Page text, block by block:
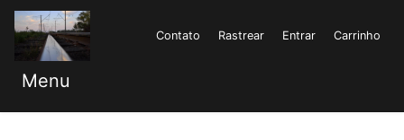
Contato Rastrear Entrar Carrinho
Menu